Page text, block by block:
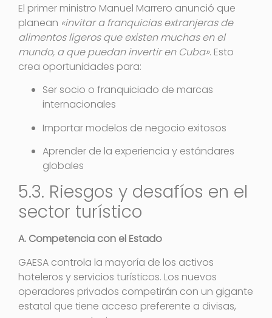
El primer ministro Manuel Marrero anunció que
planean «invitar a franquicias extranjeras de
alimentos ligeros que existen muchas en el
mundo, a que puedan invertir en Cuba». Esto
crea oportunidades para:
Ser socio o franquiciado de marcas
internacionales
Importar modelos de negocio exitosos
Aprender de la experiencia y estándares
globales
5.3. Riesgos y desafíos en el
sector turístico
A. Competencia con el Estado
GAESA controla la mayoría de los activos
hoteleros y servicios turísticos. Los nuevos
operadores privados competirán con un gigante
estatal que tiene acceso preferente a divisas,